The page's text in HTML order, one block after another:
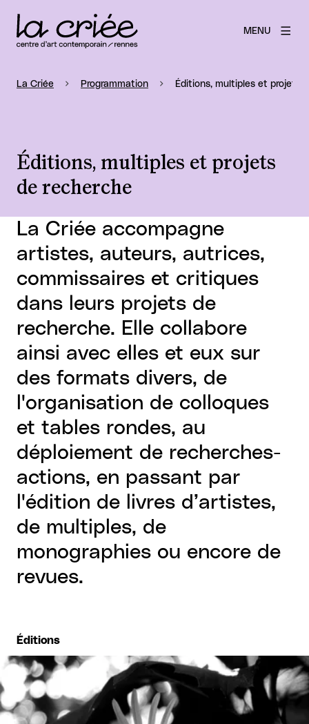
MENU
La Criée Programmation Éditions, multiples et projets
Éditions, multiples et projets
de recherche
La Criée accompagne
artistes, auteurs, autrices,
commissaires et critiques
dans leurs projets de
recherche. Elle collabore
ainsi avec elles et eux sur
des formats divers, de
l'organisation de colloques
et tables rondes, au
déploiement de recherches-
actions, en passant par
l'édition de livres d’artistes,
de multiples, de
monographies ou encore de
revues.
Éditions